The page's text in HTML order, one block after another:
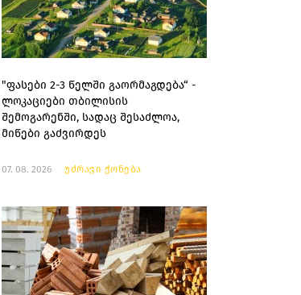
"ფასები 2-3 წელში გაორმაგდება“ -
ლოკაციები თბილისის
შემოგარენში, სადაც შესაძლოა,
მიწები გაძვირდეს
07. 08. 2026 უძრავი ქონება